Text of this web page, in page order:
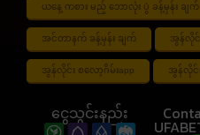
ယနေ့ ကစား မည့် ဘောလုံး ပွဲ ခန့်မှန်း ချက်
အင်တာနက် ခန့်မှန်း ချက် အွန်လိုင်
အွန်လိုင်း စလော့ဂိမ်းapp အွန်လိုင်
ငွေသွင်းနည်း